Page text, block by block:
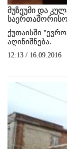
მუზეუმი და
საერთაშორისო
ქუთაისში
აღინიშნება.
12:13 / 16.09.2016